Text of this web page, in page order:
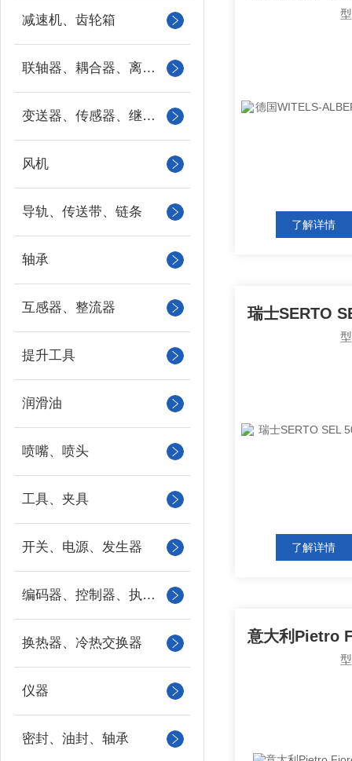
减速机、齿轮箱
联轴器、耦合器、离合器
变送器、传感器、继电器
风机
导轨、传送带、链条
轴承
互感器、整流器
提升工具
润滑油
喷嘴、喷头
工具、夹具
开关、电源、发生器
编码器、控制器、执行器
换热器、冷热交换器
仪器
密封、油封、轴承
了解详情
了解详情